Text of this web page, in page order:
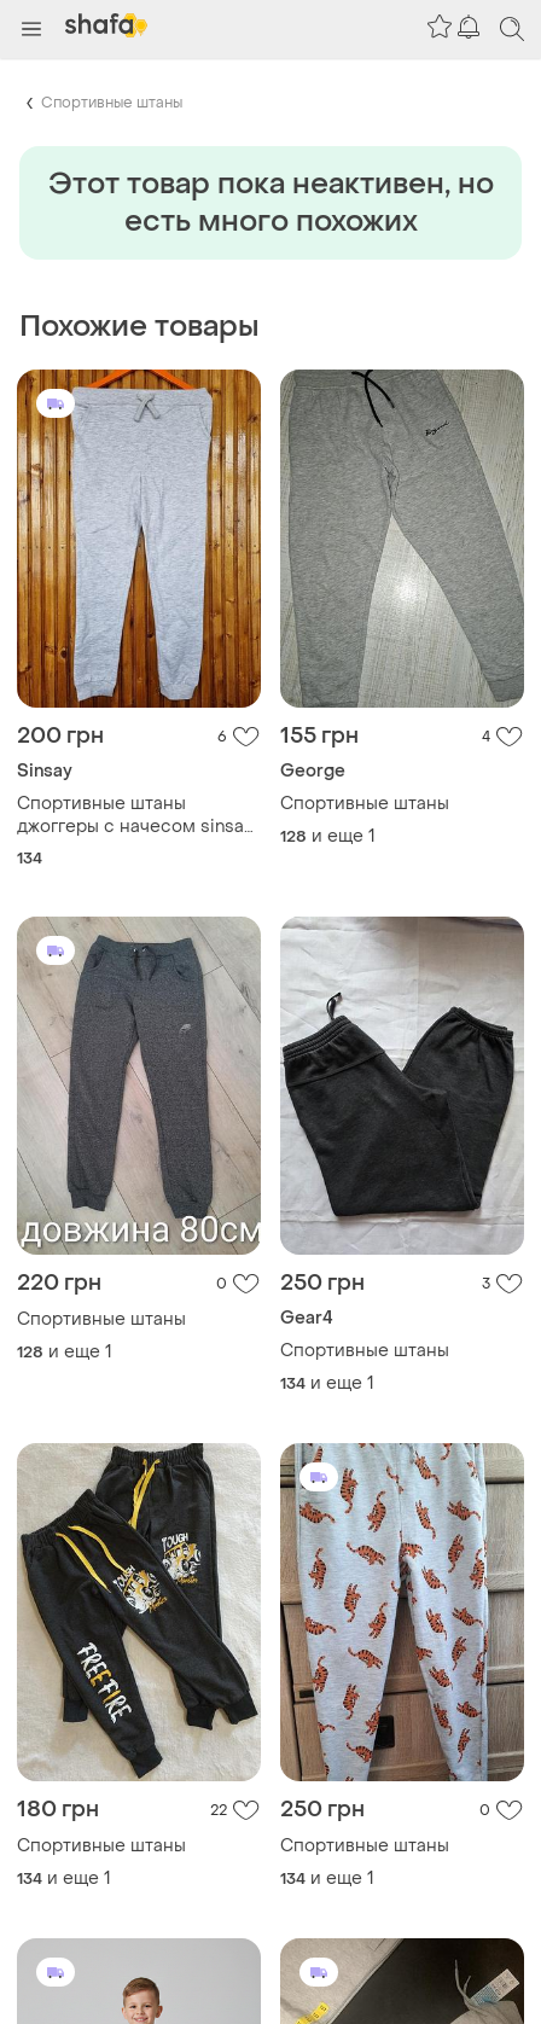
Спортивные штаны
Этот товар пока неактивен, но
есть много похожих
Похожие товары
200 грн 6
Sinsay
Спортивные штаны
джоггеры с начесом sinsay
для мальчика.
134
155 грн 4
George
Спортивные штаны
128 и еще 1
220 грн 0
Спортивные штаны
128 и еще 1
250 грн 3
Gear4
Спортивные штаны
134 и еще 1
180 грн 22
Спортивные штаны
134 и еще 1
250 грн 0
Спортивные штаны
134 и еще 1